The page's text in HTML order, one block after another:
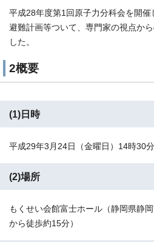
平成28年度第1回原子力分科会を開
避難計画等ついて、専門家の視点か
した。
2概要
(1)日時
平成29年3月24日（金曜日）14時30
(2)場所
もくせい会館富士ホール（静岡県静
から徒歩約15分）